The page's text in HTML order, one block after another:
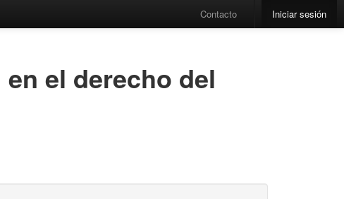
Contacto Iniciar sesión
el derecho del